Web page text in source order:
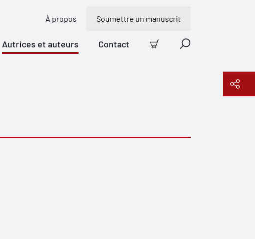
À propos Soumettre un manuscrit
Autrices et auteurs Contact
Panier Recherche